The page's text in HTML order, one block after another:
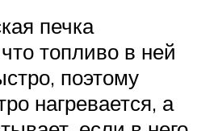
печка
топливо в ней
поэтому
нагревается, а